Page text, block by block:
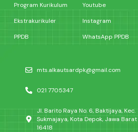
Program Kurikulum
Ekstrakurikuler
PPDB
Youtube
Instagram
WhatsApp PPDB
mts.alkautsardpk@gmail.com
021 7705347
Jl. Barito Raya No. 6, Baktijaya, Kec.
Sukmajaya, Kota Depok, Jawa Barat
16418